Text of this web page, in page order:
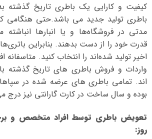
کیفیت و کارایی یک باطری تاریخ گذشته
باطری تولید جدید می باشد.حتی هنگامی
مدتی در فروشگاه‌ها و یا انبارها
قدرت خود را از دست بدهند. بنابراین
اخیر تولید شده‌اند را انتخاب کنید. متاسفانه
واردات و فروش باطری های تاریخ گذشته
اند. تمامی باطری های عرضه شده در
بوده و سال ساخت در کارت گارانتی نیز درج
تعویض باطری توسط افراد متخصص و
روز: